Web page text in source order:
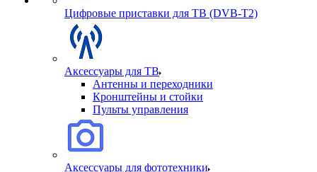
Цифровые приставки для ТВ (DVB-T2)
Аксессуары для ТВ
Антенны и переходники
Кронштейны и стойки
Пульты управления
Аксессуары для фототехники